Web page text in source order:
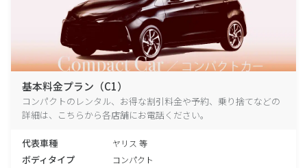
基本料金プラン（C1）
コンパクトのレンタル、お得な割引料金や予約、乗り捨てなどの
詳細は、こちらから各店舗にお電話ください。
代表車種 ヤリス 等
ボディタイプ コンパクト